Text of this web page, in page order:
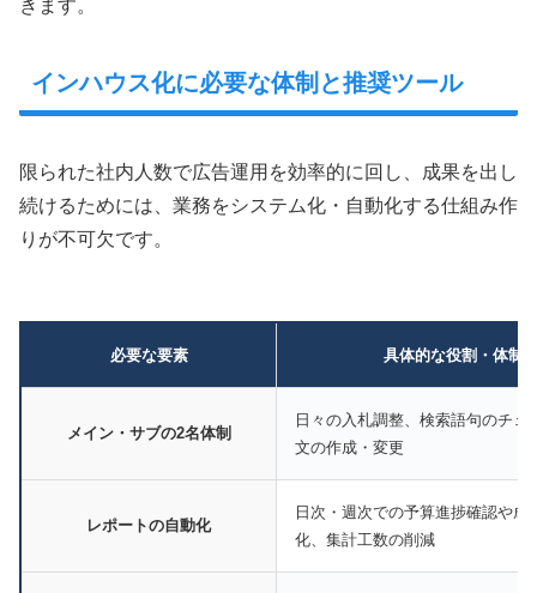
きます。
インハウス化に必要な体制と推奨ツール
限られた社内人数で広告運用を効率的に回し、成果を出し
続けるためには、業務をシステム化・自動化する仕組み作
りが不可欠です。
必要な要素 具体的な役割・体制
メイン・サブの2名体制
日々の入札調整、検索語句のチェ
文の作成・変更
レポートの自動化
日次・週次での予算進捗確認や成
化、集計工数の削減